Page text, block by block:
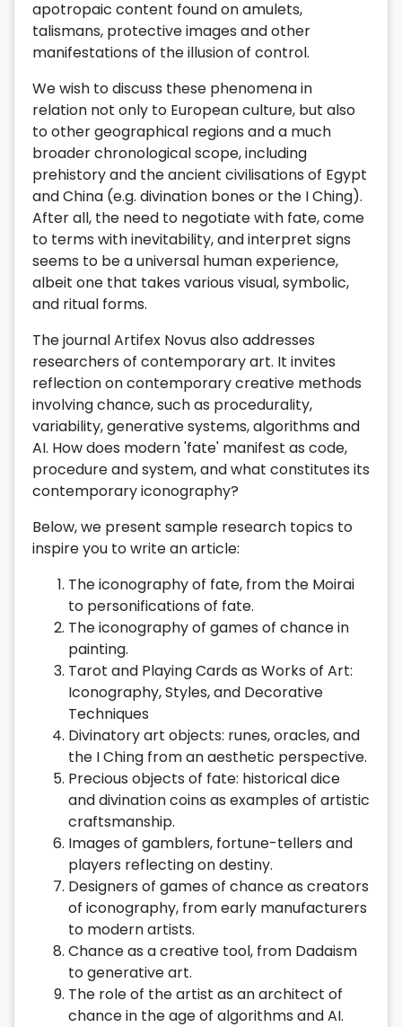
apotropaic content found on amulets,
talismans, protective images and other
manifestations of the illusion of control.
We wish to discuss these phenomena in
relation not only to European culture, but also
to other geographical regions and a much
broader chronological scope, including
prehistory and the ancient civilisations of Egypt
and China (e.g. divination bones or the I Ching).
After all, the need to negotiate with fate, come
to terms with inevitability, and interpret signs
seems to be a universal human experience,
albeit one that takes various visual, symbolic,
and ritual forms.
The journal Artifex Novus also addresses
researchers of contemporary art. It invites
reflection on contemporary creative methods
involving chance, such as procedurality,
variability, generative systems, algorithms and
AI. How does modern 'fate' manifest as code,
procedure and system, and what constitutes its
contemporary iconography?
Below, we present sample research topics to
inspire you to write an article:
The iconography of fate, from the Moirai
to personifications of fate.
The iconography of games of chance in
painting.
Tarot and Playing Cards as Works of Art:
Iconography, Styles, and Decorative
Techniques
Divinatory art objects: runes, oracles, and
the I Ching from an aesthetic perspective.
Precious objects of fate: historical dice
and divination coins as examples of artistic
craftsmanship.
Images of gamblers, fortune-tellers and
players reflecting on destiny.
Designers of games of chance as creators
of iconography, from early manufacturers
to modern artists.
Chance as a creative tool, from Dadaism
to generative art.
The role of the artist as an architect of
chance in the age of algorithms and AI.